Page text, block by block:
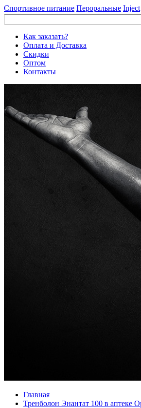
Спортивное питание Пероральные Inject
Как заказать?
Оплата и Доставка
Скидки
Оптом
Контакты
Главная
Тренболон Энантат 100 в аптеке